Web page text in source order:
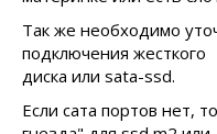
Так же необходимо
подключения жесткого
диска или sata-ssd.
Если сата портов нет,